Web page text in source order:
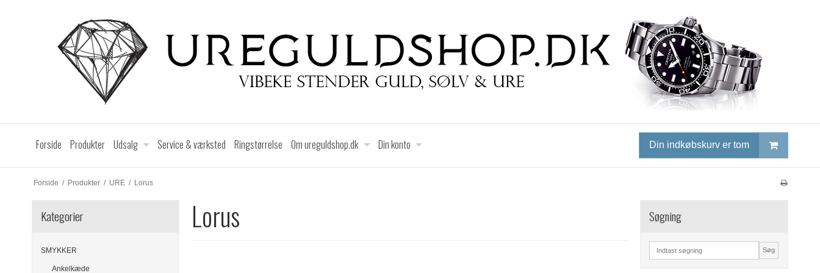
Forside Produkter Udsalg Service & værksted Ringstørrelse Om ureguldshop.dk Din konto Din indkøbskurv er tom
Forside / Produkter / URE / Lorus
Kategorier
SMYKKER
Ankelkæde
Lorus Søgning
Søg